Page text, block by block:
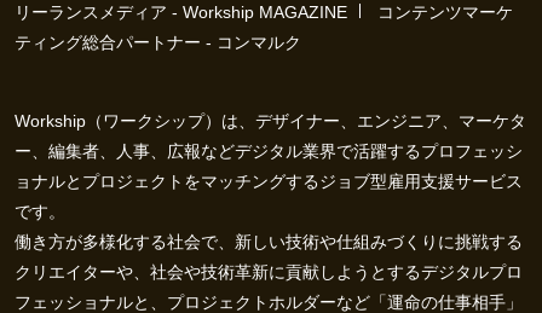
リーランスメディア - Workship MAGAZINE
コンテンツマーケ
ティング総合パートナー - コンマルク
Workship（ワークシップ）は、デザイナー、エンジニア、マーケタ
ー、編集者、人事、広報などデジタル業界で活躍するプロフェッシ
ョナルとプロジェクトをマッチングするジョブ型雇用支援サービス
です。
働き方が多様化する社会で、新しい技術や仕組みづくりに挑戦する
クリエイターや、社会や技術革新に貢献しようとするデジタルプロ
フェッショナルと、プロジェクトホルダーなど「運命の仕事相手」